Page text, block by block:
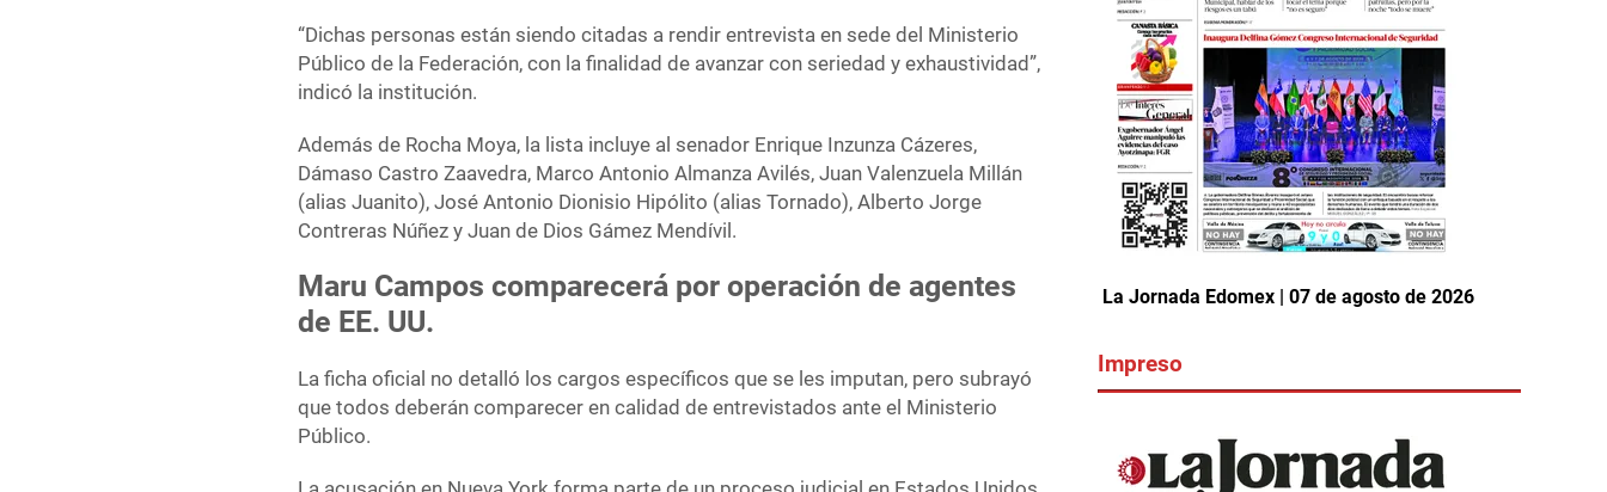
“Dichas personas están siendo citadas a rendir entrevista en sede del Ministerio
Público de la Federación, con la finalidad de avanzar con seriedad y exhaustividad”,
indicó la institución.
Además de Rocha Moya, la lista incluye al senador Enrique Inzunza Cázeres,
Dámaso Castro Zaavedra, Marco Antonio Almanza Avilés, Juan Valenzuela Millán
(alias Juanito), José Antonio Dionisio Hipólito (alias Tornado), Alberto Jorge
Contreras Núñez y Juan de Dios Gámez Mendívil.
Maru Campos comparecerá por operación de agentes
de EE. UU.
La ficha oficial no detalló los cargos específicos que se les imputan, pero subrayó
que todos deberán comparecer en calidad de entrevistados ante el Ministerio
Público.
La Jornada Edomex | 07 de agosto de 2026
Impreso